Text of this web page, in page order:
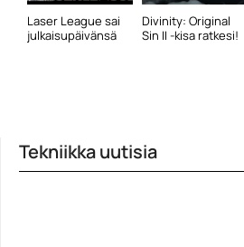
Laser League sai
julkaisupäivänsä
Divinity: Original
Sin II -kisa ratkesi!
Tekniikka uutisia